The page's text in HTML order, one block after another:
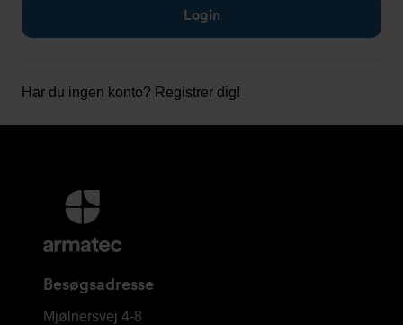
Har du ingen konto? Registrer dig!
Yderligere
information
og
Besøgsadresse
Armatec
Mjølnersvej 4-8